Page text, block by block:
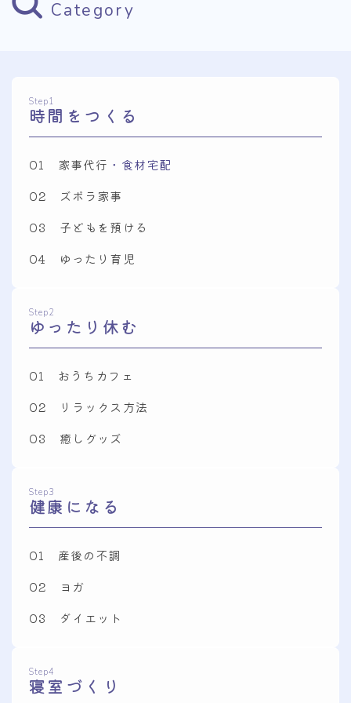
Category
Step1
時間をつくる
01 家事代行 ・食材宅配
02 ズボラ家事
03 子どもを預ける
04 ゆったり育児
Step2
ゆったり休む
01 おうちカフェ
02 リラックス方法
03 癒しグッズ
Step3
健康になる
01 産後の不調
02 ヨガ
03 ダイエット
Step4
寝室づくり